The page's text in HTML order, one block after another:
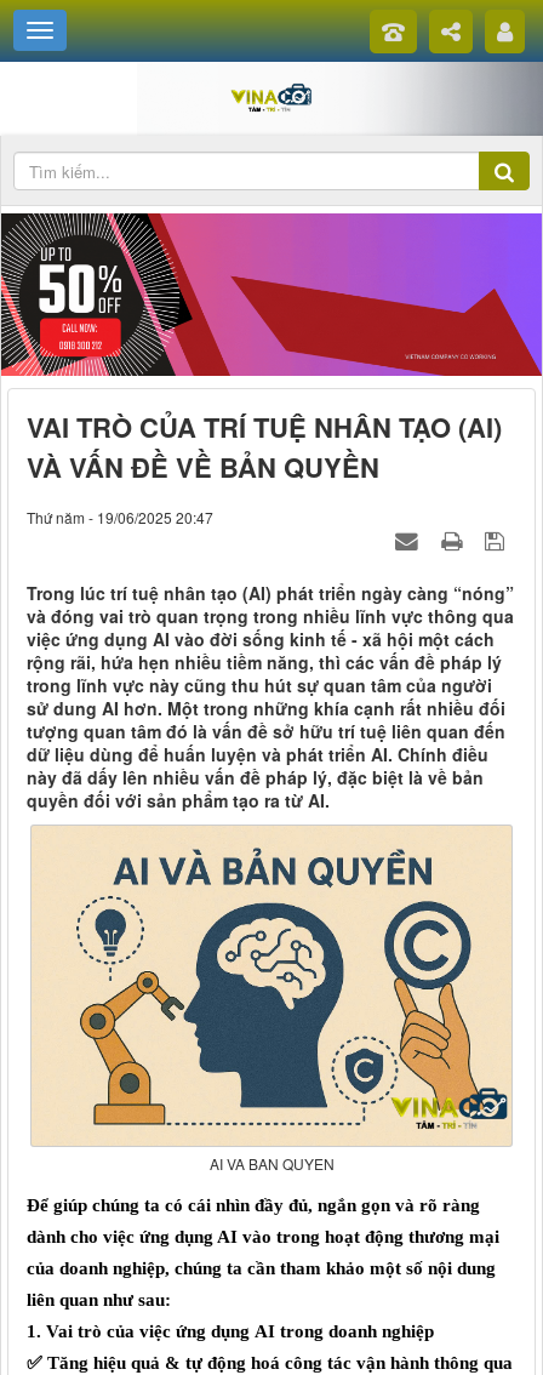
VAI TRÒ CỦA TRÍ TUỆ NHÂN TẠO (AI)
VÀ VẤN ĐỀ VỀ BẢN QUYỀN
Thứ năm - 19/06/2025 20:47
Trong lúc trí tuệ nhân tạo (AI) phát triển ngày càng “nóng”
và đóng vai trò quan trọng trong nhiều lĩnh vực thông qua
việc ứng dụng AI vào đời sống kinh tế - xã hội một cách
rộng rãi, hứa hẹn nhiều tiềm năng, thì các vấn đề pháp lý
trong lĩnh vực này cũng thu hút sự quan tâm của người
sử dung AI hơn. Một trong những khía cạnh rất nhiều đối
tượng quan tâm đó là vấn đề sở hữu trí tuệ liên quan đến
dữ liệu dùng để huấn luyện và phát triển AI. Chính điều
này đã dấy lên nhiều vấn đề pháp lý, đặc biệt là về bản
quyền đối với sản phẩm tạo ra từ AI.
AI VA BAN QUYEN
Để giúp chúng ta có cái nhìn đầy đủ, ngắn gọn và rõ ràng
dành cho việc ứng dụng AI vào trong hoạt động thương mại
của doanh nghiệp, chúng ta cần tham khảo một số nội dung
liên quan như sau:
1. Vai trò của việc ứng dụng AI trong doanh nghiệp
✅ Tăng hiệu quả & tự động hoá công tác vận hành thông qua